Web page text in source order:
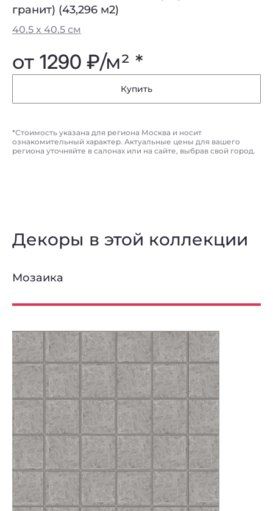
гранит) (43,296 м2)
40.5 х 40.5 см
от 1290 ₽/м² *
Купить
*Стоимость указана для региона Москва и носит
ознакомительный характер. Актуальные цены для вашего
региона уточняйте в салонах или на сайте, выбрав свой город.
Декоры в этой коллекции
Мозаика